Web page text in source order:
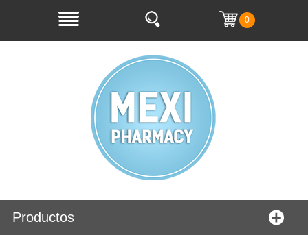
0
Productos